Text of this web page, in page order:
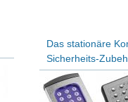
Das stationäre
Sicherheits-